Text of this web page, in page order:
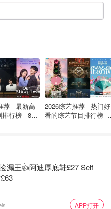
霉。要注意保持通风，不要
了霉点很难注意。
干，否则容易发生皮质脆
可是很难修复的。
荐 - 最新高
排行榜 - 8月
2026综艺推荐 - 热门好
看的综艺节目排行榜 -
漏王👍阿迪厚底鞋£27 Self
APP打开